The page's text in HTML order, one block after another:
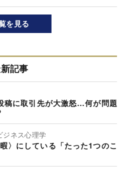
を見る
記事
稿に取引先が大激怒…何が問題
ジネス心理学
〉にしている「たった1つのこ